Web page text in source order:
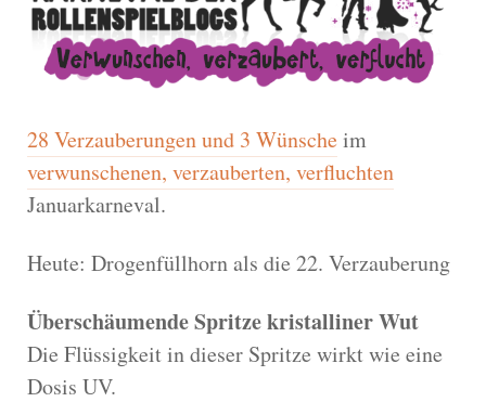
28 Verzauberungen und 3 Wünscheim
verwunschenen, verzauberten, verfluchten
Januarkarneval.
Heute: Drogenfüllhorn als die 22. Verzauberung
Überschäumende Spritze kristalliner Wut
Die Flüssigkeit in dieser Spritze wirkt wie eine
Dosis UV.